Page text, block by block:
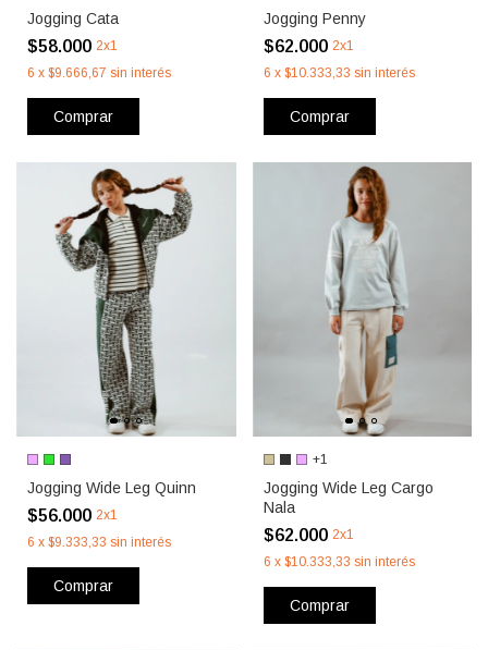
Jogging Cata
$58.000 2x1
6 x $9.666,67 sin interés
Comprar
Jogging Penny
$62.000 2x1
6 x $10.333,33 sin interés
Comprar
Jogging Wide Leg Quinn
$56.000 2x1
6 x $9.333,33 sin interés
Comprar
+1
Jogging Wide Leg Cargo
Nala
$62.000 2x1
6 x $10.333,33 sin interés
Comprar